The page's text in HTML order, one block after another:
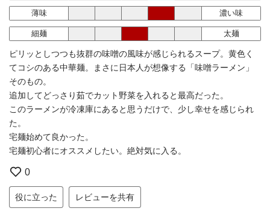
薄味 濃い味
細麺 太麺
ピリッとしつつも抜群の味噌の風味が感じられるスープ。黄色く
てコシのある中華麺。まさに日本人が想像する「味噌ラーメン」
そのもの。
追加してどっさり茹でカット野菜を入れると最高だった。
このラーメンが冷凍庫にあると思うだけで、少し幸せを感じられ
た。
宅麺始めて良かった。
宅麺初心者にオススメしたい。絶対気に入る。
0
役に立った レビューを共有